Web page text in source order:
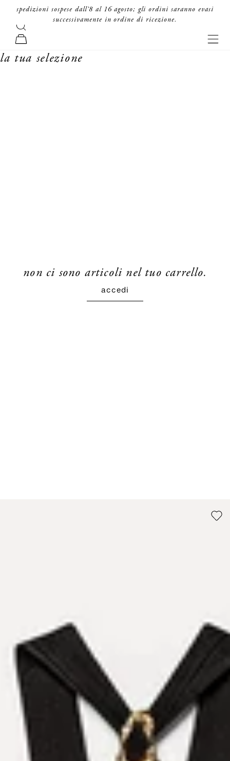
vai al contenuto
spedizioni sospese dall'8 al 16 agosto; gli ordini saranno evasi
successivamente in ordine di ricezione.
forte_forte
cerca
carrello
la tua selezione
non ci sono articoli nel tuo carrello.
accedi